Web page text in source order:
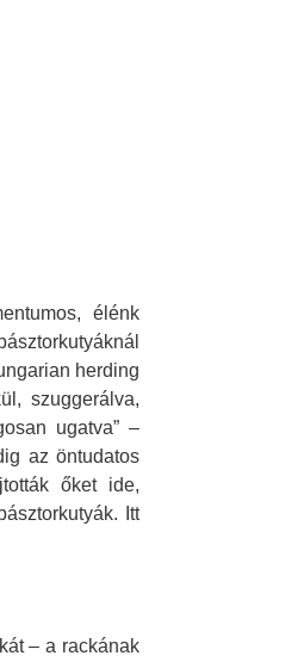
élénk
herding
szuggerálva,
ugatva” –
az öntudatos
őket ide,
Itt
– a rackának